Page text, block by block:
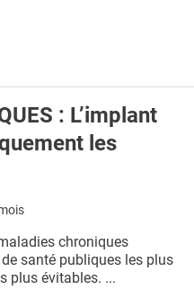
: L’implant
les
chroniques
santé publiques les plus
plus évitables. ...